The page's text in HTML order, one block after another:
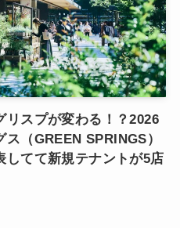
リスプが変わる！？2026
（GREEN SPRINGS）
してて新規テナントが5店